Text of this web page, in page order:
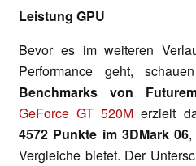
Leistung GPU
Bevor es im weiteren
Performance geht,
Benchmarks von
GeForce GT 520M erzielt
4572 Punkte im 3DMark 06
Vergleiche bietet. Der